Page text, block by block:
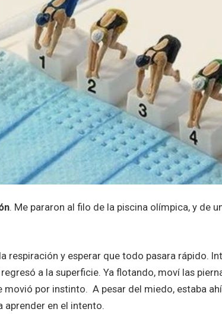
. Me pararon al filo de la piscina olímpica, y de
respiración y esperar que todo pasara rápido.
a la superficie. Ya flotando, moví las
movió por instinto. A pesar del miedo, estaba
aprender en el intento.